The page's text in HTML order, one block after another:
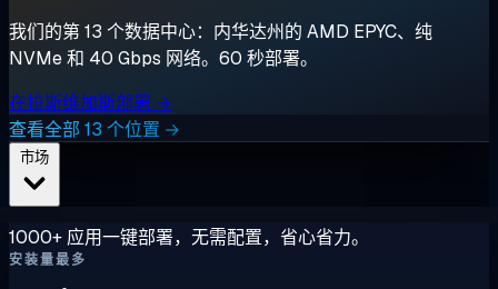
我们的第 13 个数据中心：内华达州的 AMD EPYC、纯
NVMe 和 40 Gbps 网络。60 秒部署。
在拉斯维加斯部署 →
查看全部 13 个位置 →
1000+ 应用一键部署，无需配置，省心省力。
安装量最多